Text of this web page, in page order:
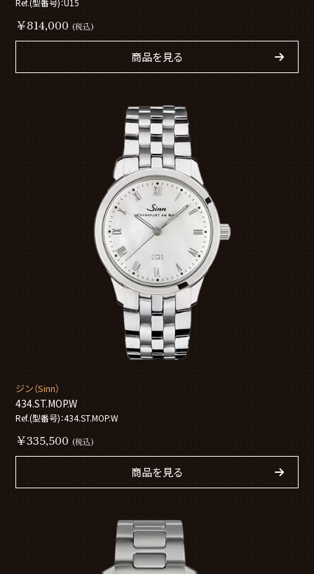
￥814,000 (税込)
商品を見る
ジン（Sinn）
434.ST.MOP.W
Ref.(型番号)：434.ST.MOP.W
￥335,500 (税込)
商品を見る